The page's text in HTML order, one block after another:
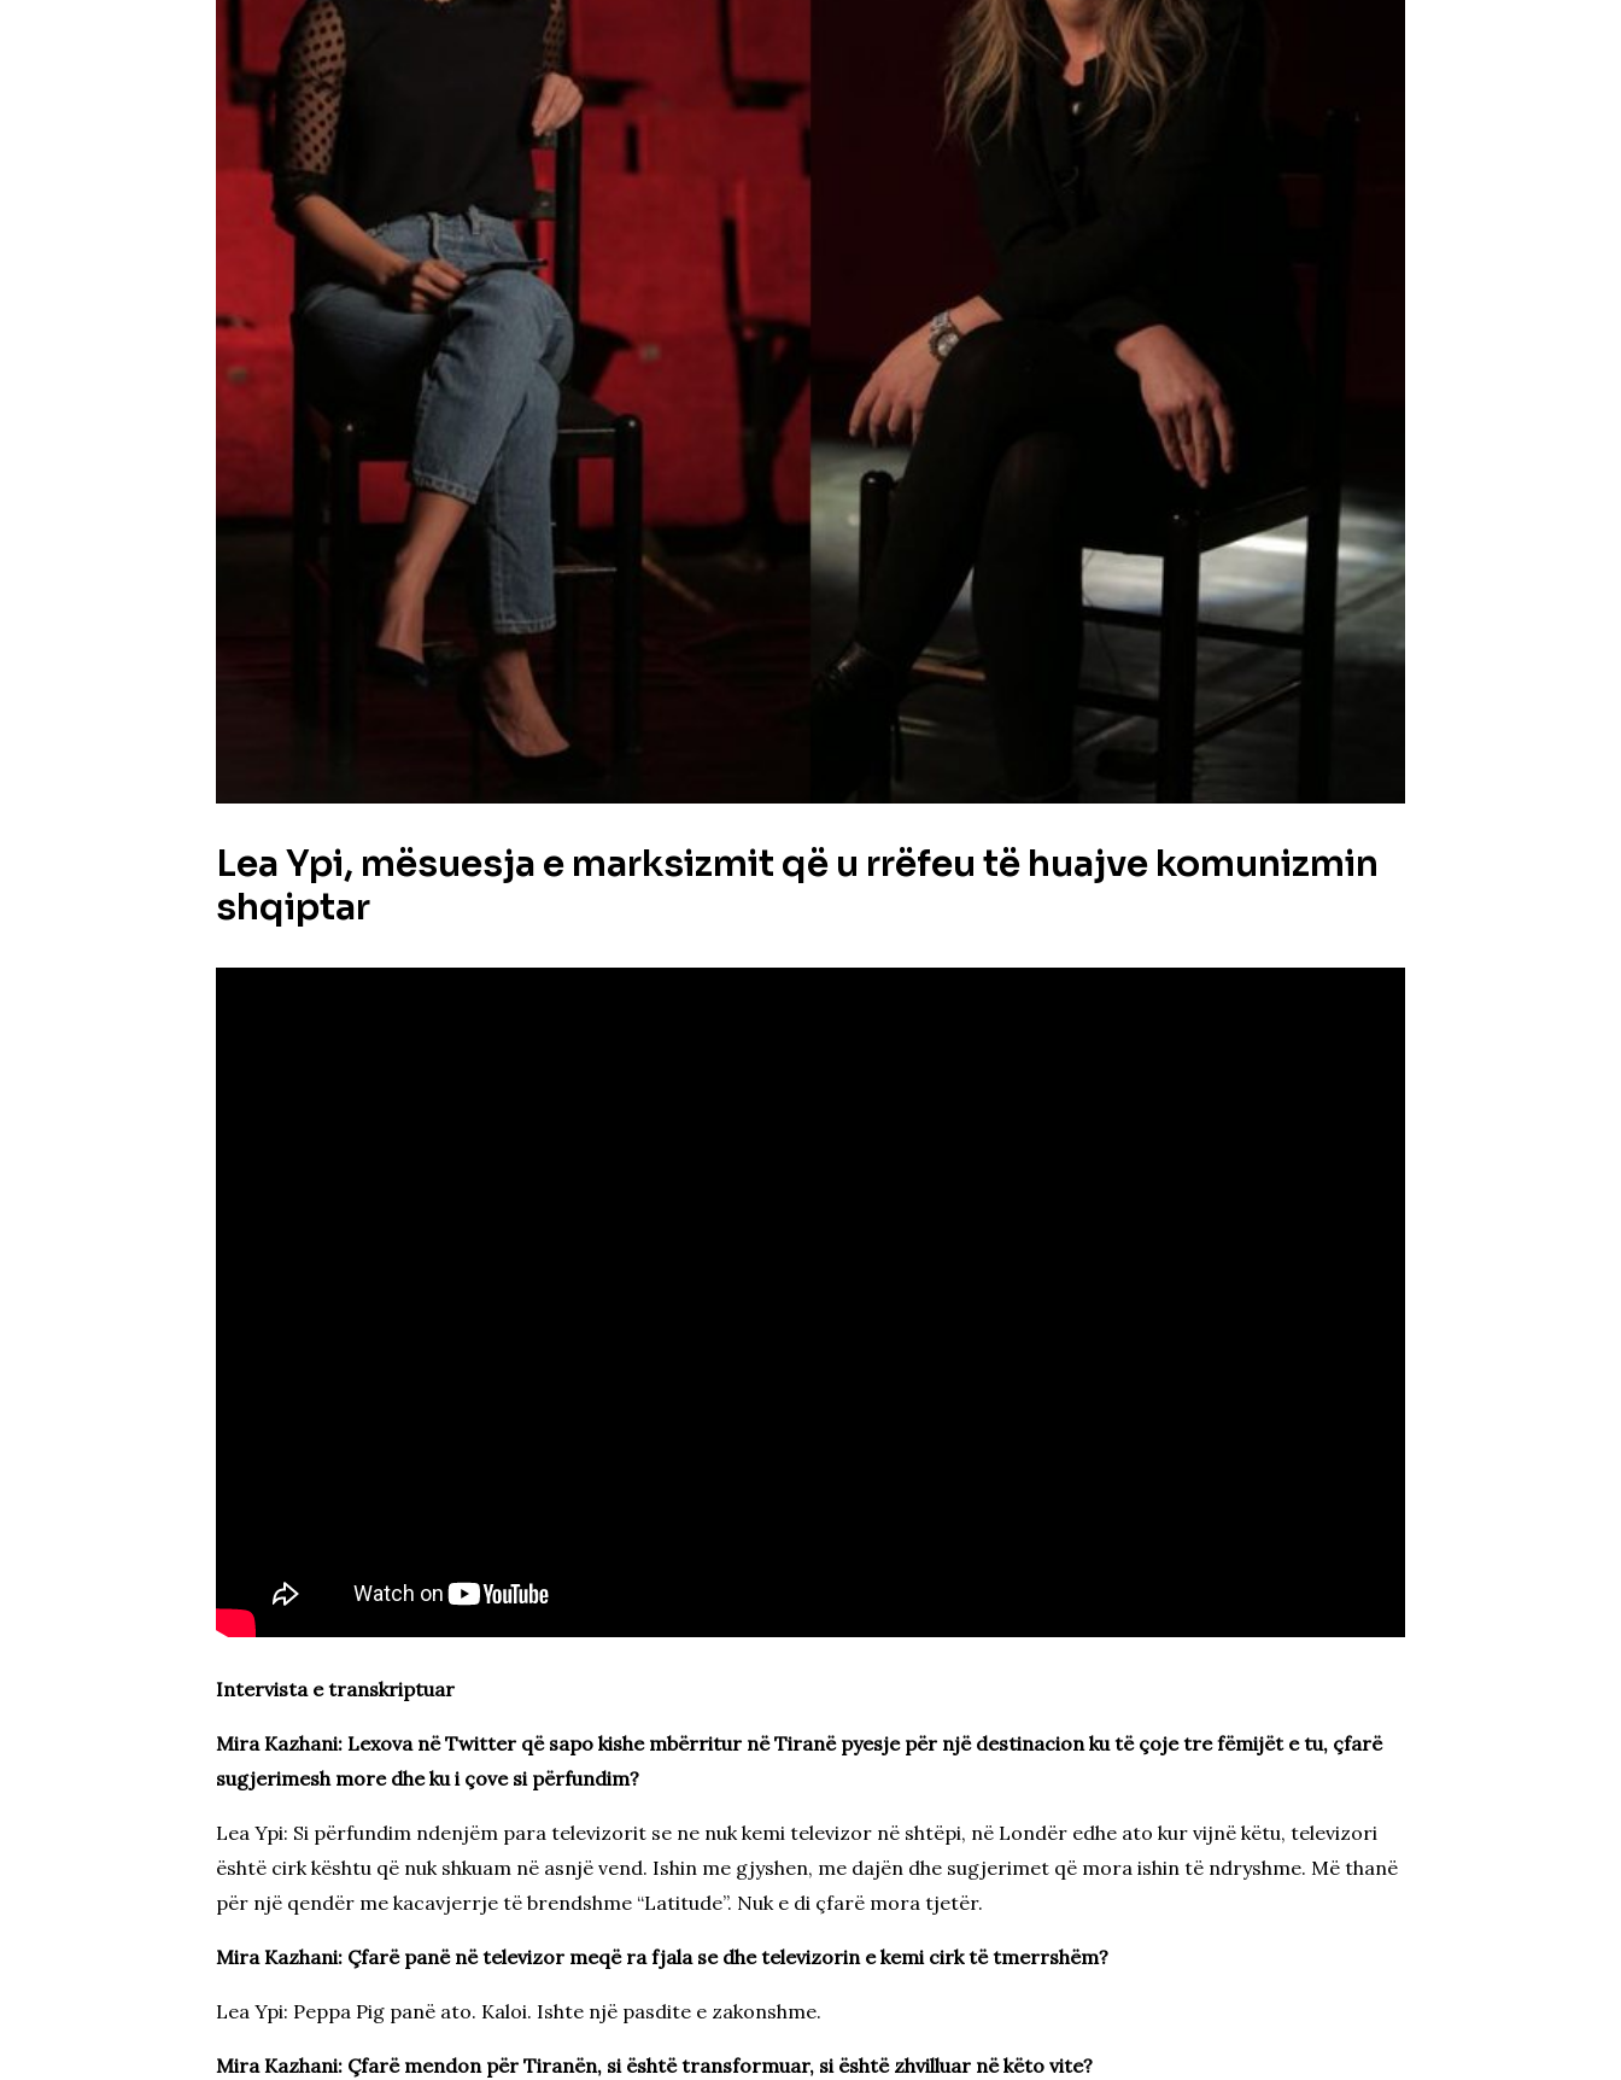
Lea Ypi, mësuesja e marksizmit që u rrëfeu të huajve komunizmin
shqiptar
Intervista e transkriptuar
Mira Kazhani: Lexova në Twitter që sapo kishe mbërritur në Tiranë pyesje për një destinacion ku të çoje tre fëmijët e tu, çfarë
sugjerimesh more dhe ku i çove si përfundim?
Lea Ypi: Si përfundim ndenjëm para televizorit se ne nuk kemi televizor në shtëpi, në Londër edhe ato kur vijnë këtu, televizori
është cirk kështu që nuk shkuam në asnjë vend. Ishin me gjyshen, me dajën dhe sugjerimet që mora ishin të ndryshme. Më thanë
për një qendër me kacavjerrje të brendshme “Latitude”. Nuk e di çfarë mora tjetër.
Mira Kazhani: Çfarë panë në televizor meqë ra fjala se dhe televizorin e kemi cirk të tmerrshëm?
Lea Ypi: Peppa Pig panë ato. Kaloi. Ishte një pasdite e zakonshme.
Mira Kazhani: Çfarë mendon për Tiranën, si është transformuar, si është zhvilluar në këto vite?